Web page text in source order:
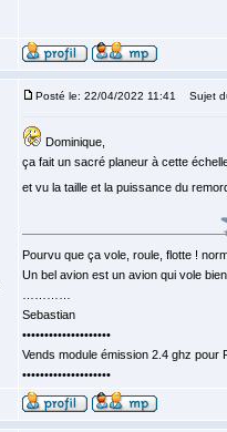
Posté le: 22/04/2022 11:41 Sujet
Dominique,
ça fait un sacré planeur à cette
et vu la taille et la puissance du
Pourvu que ça vole, roule, flotte !
Un bel avion est un avion qui vole
Sebastian
••••••••••••••••••••
Vends module émission 2.4 ghz
••••••••••••••••••••